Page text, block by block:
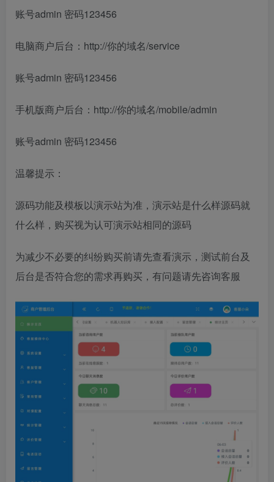
账号admin 密码123456
电脑商户后台：http://你的域名/service
账号admin 密码123456
手机版商户后台：http://你的域名/mobile/admin
账号admin 密码123456
温馨提示：
源码功能及模板以演示站为准，演示站是什么样源码就
什么样，购买视为认可演示站相同的源码
为减少不必要的纠纷购买前请先查看演示，测试前台及
后台是否符合您的需求再购买，有问题请先咨询客服